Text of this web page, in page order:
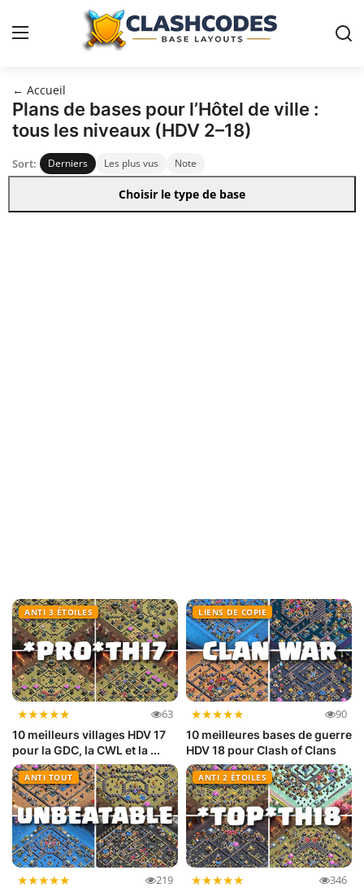
Plans Clash of Clans
← Accueil
Plans de bases pour l’Hôtel de ville :
tous les niveaux (HDV 2–18)
Sort: Derniers Les plus vus Note
Choisir le type de base
ANTI 3 ÉTOILES
★★★★★ 63
10 meilleurs villages HDV 17
pour la GDC, la CWL et la ...
LIENS DE COPIE
★★★★★ 90
10 meilleures bases de guerre
HDV 18 pour Clash of Clans
ANTI TOUT
★★★★★ 219
ANTI 2 ÉTOILES
★★★★★ 346